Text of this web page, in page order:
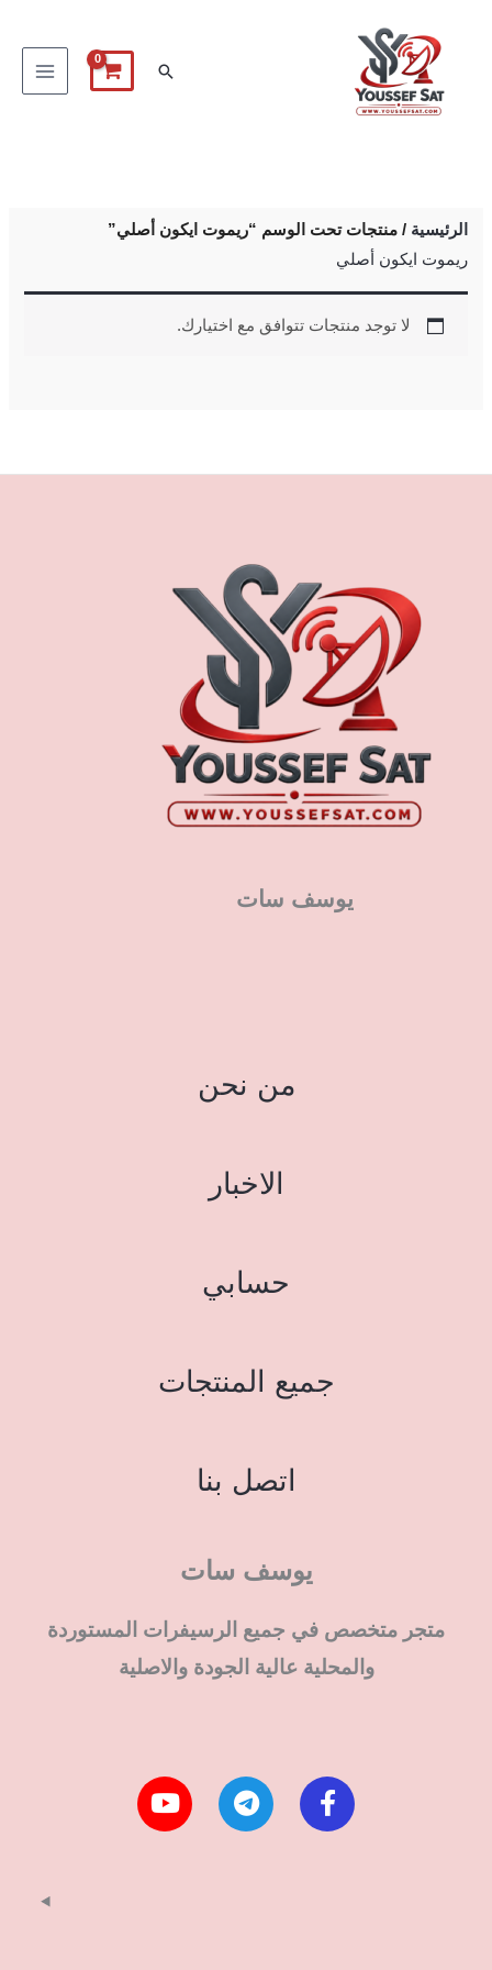
البحث
الرئيسية / منتجات تحت الوسم “ريموت ايكون أصلي”
ريموت ايكون أصلي
لا توجد منتجات تتوافق مع اختيارك.
يوسف سات
من نحن
الاخبار
حسابي
جميع المنتجات
اتصل بنا
يوسف سات
متجر متخصص في جميع الرسيفرات المستوردة
والمحلية عالية الجودة والاصلية